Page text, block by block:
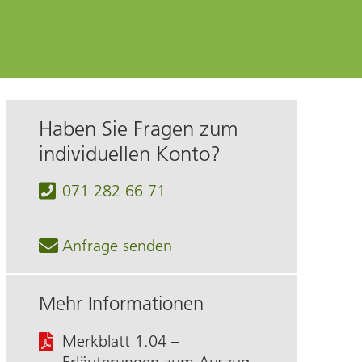
Haben Sie Fragen zum
individuellen Konto?
071 282 66 71
Anfrage senden
Mehr Informationen
Merkblatt 1.04 –